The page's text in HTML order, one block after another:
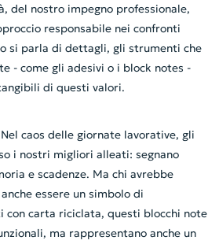
del nostro impegno professionale,
responsabile nei confronti
si parla di dettagli, gli strumenti che
- come gli adesivi o i block notes -
di questi valori.
Nel caos delle giornate lavorative, gli
i nostri migliori alleati: segnano
e scadenze. Ma chi avrebbe
essere un simbolo di
con carta riciclata, questi blocchi note
ma rappresentano anche un